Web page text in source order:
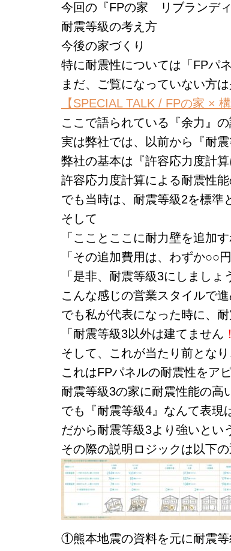
今回の『FPの家 リブランデ
耐震等級の考え方
今後の家づくり
特に耐震性については「FPパ
まだ、ご覧になっていない方
【SPECIAL TALK / FPの家 ×
ここで語られている『余力』
実は弊社では、以前から『耐
弊社の基本は『許容応力度計
許容応力度計算による耐震性
でも当時は、耐震等級2を標準
そして
「こことここに耐力壁を追加
「その追加費用は、わずか○○円
「是非、耐震等級3にしましょ
こんな感じの営業スタイルで進
でも私が代表になった時に、
「耐震等級3以外は建てません ！
そして、これが当たり前とな
これはFPパネルの耐震性をア
耐震等級3の家に耐震性能の高
でも『耐震等級4』なんて表現
だから耐震等級3より強いとい
その際の説明ロジックは以下の
①熊本地震の資料を元に耐震等